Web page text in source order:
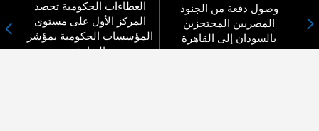
وصول دفعة من الجنود
المصريين المحتجزين
بالسودان إلى القاهرة
العطاءات الحكومية تحصد
المركز الأول على مستوى
المؤسسات الحكومية بمؤشر
لا مانع من الإقتباس وإعادة النشر شريط ذكر المصدر ( المدينة نيوز ) - الآراء والتعليقات
المنشورة تعبر عن رأي أصحابها فقط